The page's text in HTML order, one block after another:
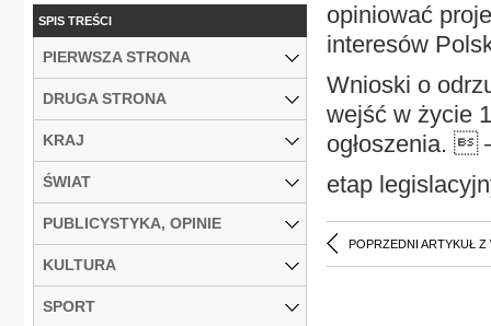
opiniować
interesów
Wnioski o
wejść w życie
ogłoszenia. 
etap
POPRZEDNI ARTYKUŁ Z
SPIS TREŚCI
PIERWSZA STRONA
DRUGA STRONA
KRAJ
ŚWIAT
PUBLICYSTYKA, OPINIE
KULTURA
SPORT